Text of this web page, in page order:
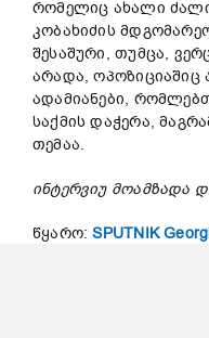
რომელიც ახალი
კობახიძის
შესაშური, თუმცა,
არადა, ოპოზიციაშიც
ადამიანები,
საქმის დაჭერა,
თემაა.
ინტერვიუ მოამზადა
წყარო:SPUTNIK